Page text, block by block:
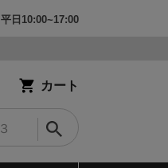
平日10:00~17:00
カート